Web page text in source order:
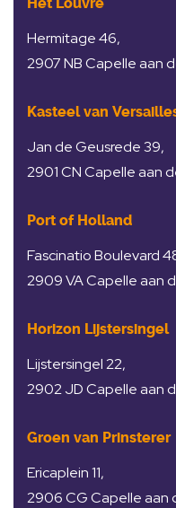
Hermitage 46,
2907 NB Capelle aan
Kasteel van
Jan de Geusrede 39,
2901 CN Capelle aan
Port of Holland
Fascinatio Boulevard
2909 VA Capelle aan
Horizon Lijstersingel
Lijstersingel 22,
2902 JD Capelle aan
Groen van Prinsterer
Ericaplein 11,
2906 CG Capelle aan